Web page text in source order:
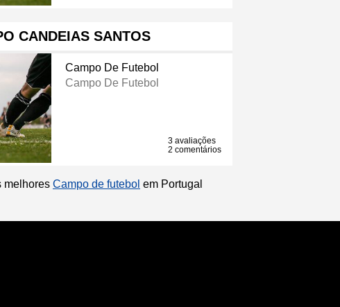
CANDEIAS SANTOS
Campo De Futebol
Campo De Futebol
3 avaliações
2 comentários
melhores Campo de futebol em Portugal